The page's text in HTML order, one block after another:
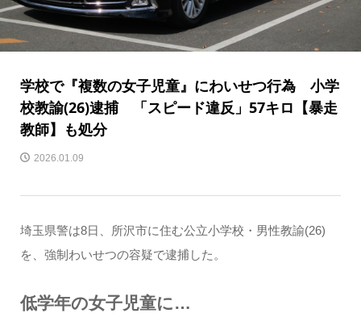
学校で『複数の女子児童』にわいせつ行為 小学
校教諭(26)逮捕 「スピード違反」57キロ【暴走
教師】も処分
2026.01.09
埼玉県警は8日、所沢市に住む公立小学校・男性教諭(26)
を、強制わいせつの容疑で逮捕した。
低学年の女子児童に…